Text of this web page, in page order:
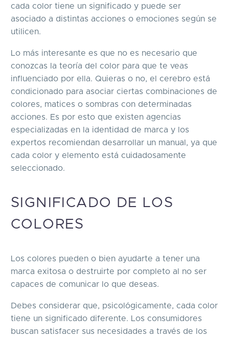
cada color tiene un significado y puede ser
asociado a distintas acciones o emociones según se
utilicen.
Lo más interesante es que no es necesario que
conozcas la teoría del color para que te veas
influenciado por ella. Quieras o no, el cerebro está
condicionado para asociar ciertas combinaciones de
colores, matices o sombras con determinadas
acciones. Es por esto que existen agencias
especializadas en la identidad de marca y los
expertos recomiendan desarrollar un manual, ya que
cada color y elemento está cuidadosamente
seleccionado.
SIGNIFICADO DE LOS
COLORES
Los colores pueden o bien ayudarte a tener una
marca exitosa o destruirte por completo al no ser
capaces de comunicar lo que deseas.
Debes considerar que, psicológicamente, cada color
tiene un significado diferente. Los consumidores
buscan satisfacer sus necesidades a través de los